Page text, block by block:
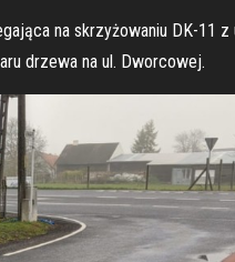
na skrzyżowaniu DK-11 z
drzewa na ul. Dworcowej.